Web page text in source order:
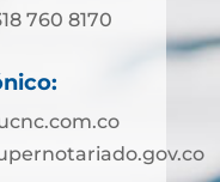
760 8170